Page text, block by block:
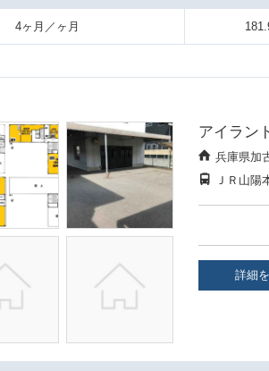
4ヶ月／ヶ月
アイラン
兵庫県加
ＪＲ山陽
詳細